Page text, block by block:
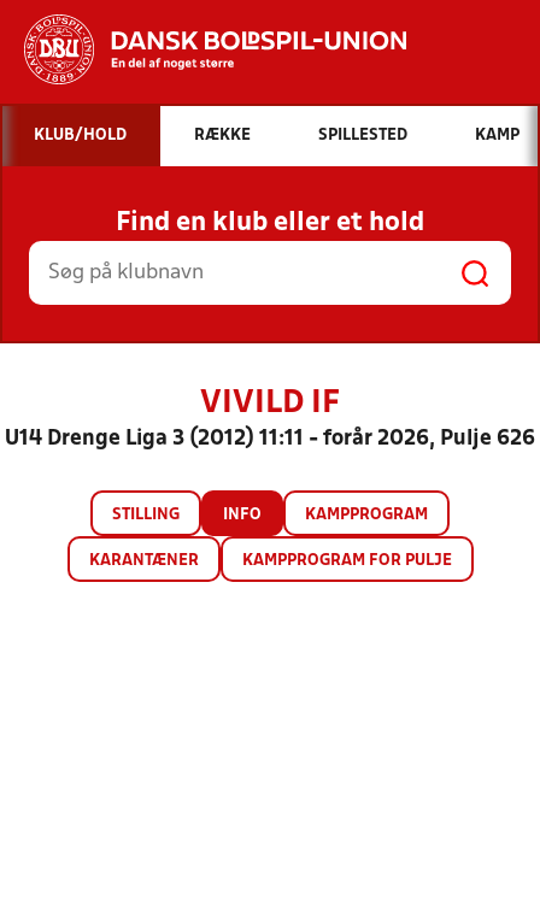
Hvad vil du søge efter?
INDHOLD OG NYHEDER
STILLINGER, RESULTATER, KLUBBER OG
HOLD
KLUB/HOLD RÆKKE SPILLESTED KAMP
Find en klub eller et hold
VIVILD IF
U14 Drenge Liga 3 (2012) 11:11 - forår 2026, Pulje 626
STILLING INFO KAMPPROGRAM
KARANTÆNER KAMPPROGRAM FOR PULJE